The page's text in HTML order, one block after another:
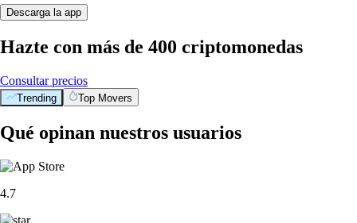
Descarga la app
Hazte con más de 400 criptomonedas
Consultar precios
Trending Top Movers
Qué opinan nuestros usuarios
4.7